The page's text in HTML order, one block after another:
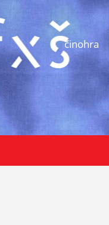
činohra